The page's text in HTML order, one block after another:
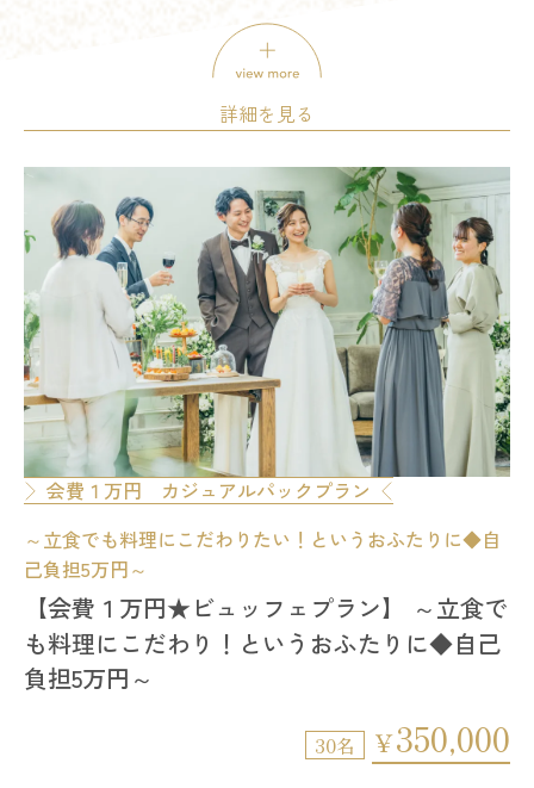
含まれるもの
席料：⚪︎
介添料：⚪︎
その他：-
備考
※料金は税込みです ※特典適応条件あ
ご成約済みの方は本プランをご利用い
＊1.5次会専用 日程限定及び組数限定プ
◇◆このプランに含まれるもの◆◇ お料理9品／フリードリ
ザートビュッフェ／プロ司会者／ヘアメイク／スナップ撮
ング料／ミュージックオペレーター／音響機材使用料／新
金＊ 450,000円 /30名 ＊自己負担＊ 90,000円～ ＊招待人数
プランを相談する
詳細を見る
会費１万円 カジュアルパックプラン
～立食でも料理にこだわりたい！というおふたりに◆自
己負担5万円～
【会費１万円★ビュッフェプラン】 ～立食で
も料理にこだわり！というおふたりに◆自己
負担5万円～
30名 ￥350,000